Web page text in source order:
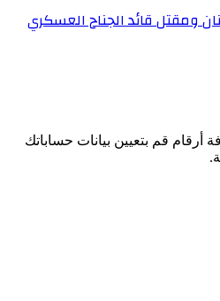
ومقتل قائد الجناح العسكري
قم بتعيين بيانات حساباتك